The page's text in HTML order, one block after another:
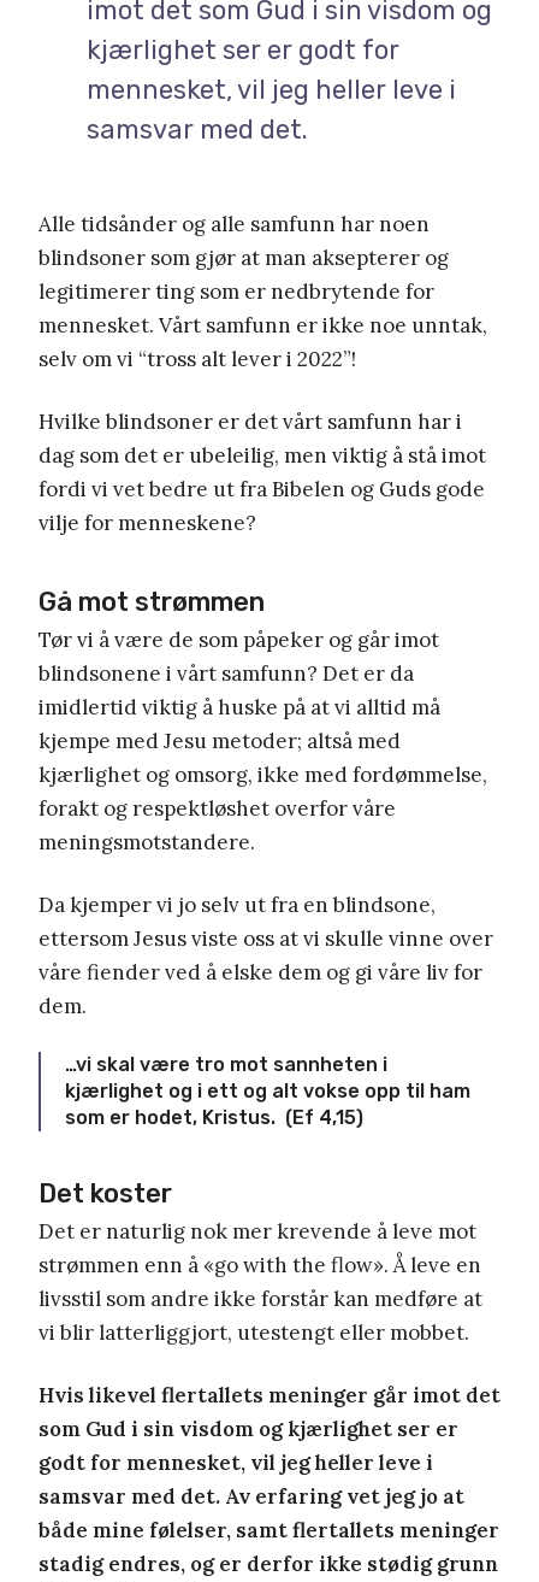
imot det som Gud i sin visdom og
kjærlighet ser er godt for
mennesket, vil jeg heller leve i
samsvar med det.
Alle tidsånder og alle samfunn har noen
blindsoner som gjør at man aksepterer og
legitimerer ting som er nedbrytende for
mennesket. Vårt samfunn er ikke noe unntak,
selv om vi “tross alt lever i 2022”!
Hvilke blindsoner er det vårt samfunn har i
dag som det er ubeleilig, men viktig å stå imot
fordi vi vet bedre ut fra Bibelen og Guds gode
vilje for menneskene?
Gå mot strømmen
Tør vi å være de som påpeker og går imot
blindsonene i vårt samfunn? Det er da
imidlertid viktig å huske på at vi alltid må
kjempe med Jesu metoder; altså med
kjærlighet og omsorg, ikke med fordømmelse,
forakt og respektløshet overfor våre
meningsmotstandere.
Da kjemper vi jo selv ut fra en blindsone,
ettersom Jesus viste oss at vi skulle vinne over
våre fiender ved å elske dem og gi våre liv for
dem.
…vi skal være tro mot sannheten i
kjærlighet og i ett og alt vokse opp til ham
som er hodet, Kristus. (Ef 4,15)
Det koster
Det er naturlig nok mer krevende å leve mot
strømmen enn å «go with the flow». Å leve en
livsstil som andre ikke forstår kan medføre at
vi blir latterliggjort, utestengt eller mobbet.
Hvis likevel flertallets meninger går imot det
som Gud i sin visdom og kjærlighet ser er
godt for mennesket, vil jeg heller leve i
samsvar med det. Av erfaring vet jeg jo at
både mine følelser, samt flertallets meninger
stadig endres, og er derfor ikke stødig grunn